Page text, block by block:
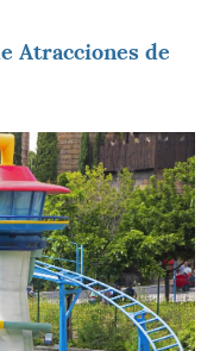
Atracciones de